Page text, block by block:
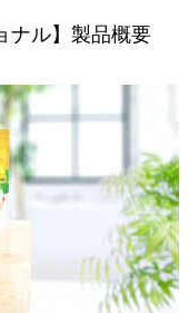
ナル】製品概要